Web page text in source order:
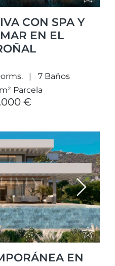
CON SPA Y
EN EL
7 Baños
Parcela
€
Next
EN